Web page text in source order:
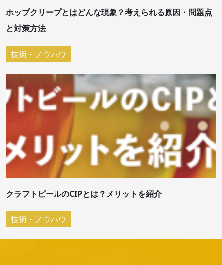
ホップクリープとはどんな現象？考えられる原因・問題点
と対策方法
技術・ノウハウ
クラフトビールのCIPとは？メリットを紹介
技術・ノウハウ